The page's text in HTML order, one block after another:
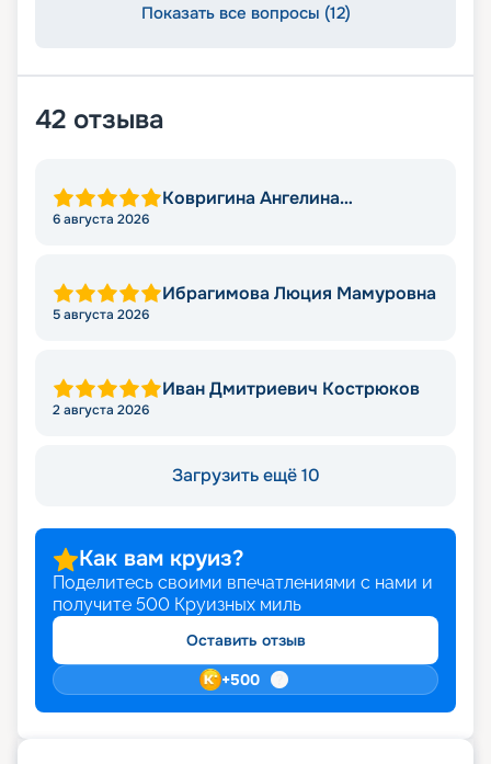
Показать все вопросы (12)
42 отзыва
Ковригина Ангелина
Александровна
6 августа 2026
Ибрагимова Люция Мамуровна
5 августа 2026
Иван Дмитриевич Кострюков
2 августа 2026
Загрузить ещё 10
Как вам круиз?
Поделитесь своими впечатлениями с нами и
получите 500 Круизных миль
Оставить отзыв
+500